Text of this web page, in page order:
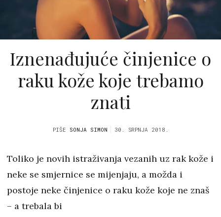
Iznenađujuće činjenice o
raku kože koje trebamo
znati
PIŠE SONJA SIMON 30. SRPNJA 2018.
Toliko je novih istraživanja vezanih uz rak kože i
neke se smjernice se mijenjaju, a možda i
postoje neke činjenice o raku kože koje ne znaš
– a trebala bi